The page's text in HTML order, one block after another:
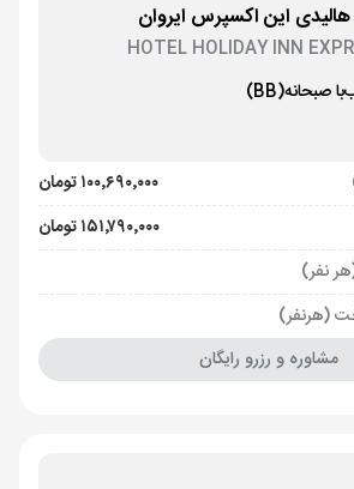
این اکسپرس ایروان
HOTEL HOLIDAY INN
با صبحانه(BB)
۱۰۰٬۶۹۰٬۰۰۰ تومان
۱۵۱٬۷۹۰٬۰۰۰ تومان
نفر)
(هرنفر)
مشاوره و رزرو رایگان